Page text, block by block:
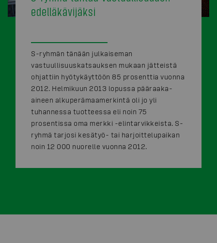
edelläkävijäksi
S-ryhmän tänään julkaiseman
vastuullisuuskatsauksen mukaan jätteistä
ohjattiin hyötykäyttöön 85 prosenttia vuonna
2012. Helmikuun 2013 lopussa pääraaka-
aineen alkuperämaamerkintä oli jo yli
tuhannessa tuotteessa eli noin 75
prosentissa oma merkki -elintarvikkeista. S-
ryhmä tarjosi kesätyö- tai harjoittelupaikan
noin 12 000 nuorelle vuonna 2012.